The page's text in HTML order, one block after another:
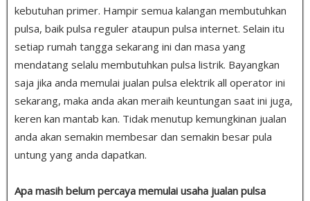
kebutuhan primer. Hampir semua kalangan membutuhkan
pulsa, baik pulsa reguler ataupun pulsa internet. Selain itu
setiap rumah tangga sekarang ini dan masa yang
mendatang selalu membutuhkan pulsa listrik. Bayangkan
saja jika anda memulai jualan pulsa elektrik all operator ini
sekarang, maka anda akan meraih keuntungan saat ini juga,
keren kan mantab kan. Tidak menutup kemungkinan jualan
anda akan semakin membesar dan semakin besar pula
untung yang anda dapatkan.
Apa masih belum percaya memulai usaha jualan pulsa